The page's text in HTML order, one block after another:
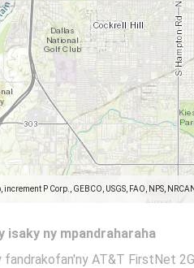
P Corp., GEBCO, USGS, FAO, NPS,
isaky ny mpandraharaha
AT&T FirstNet